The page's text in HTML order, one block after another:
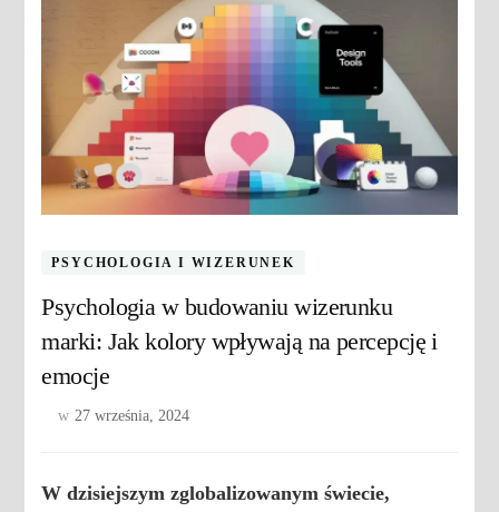
PSYCHOLOGIA I WIZERUNEK
Psychologia w budowaniu wizerunku
marki: Jak kolory wpływają na percepcję i
emocje
w 27 września, 2024
W dzisiejszym zglobalizowanym świecie,